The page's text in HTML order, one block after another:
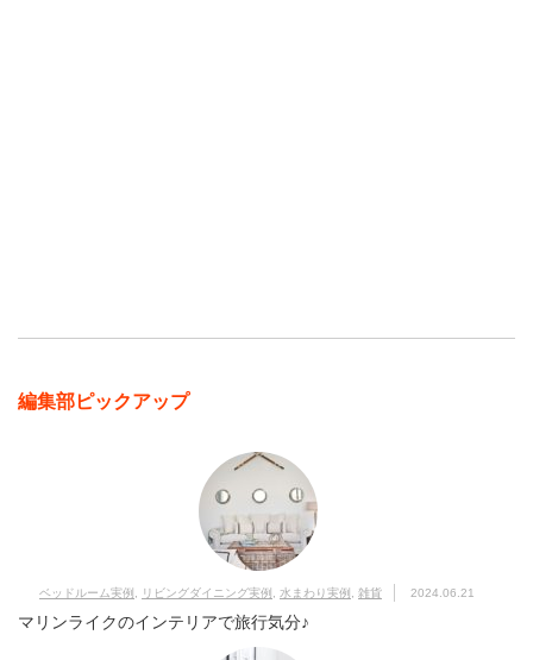
編集部ピックアップ
ベッドルーム実例 , リビングダイニング実例 , 水まわり実例 , 雑貨 2024.06.21
マリンライクのインテリアで旅行気分♪